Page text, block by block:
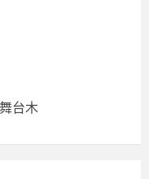
台木